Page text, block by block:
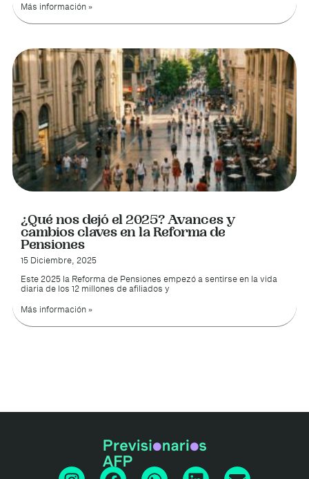
Más información »
¿Qué nos dejó el 2025? Avances y
cambios claves en la Reforma de
Pensiones
15 Diciembre, 2025
Este 2025 la Reforma de Pensiones empezó a sentirse en la vida
diaria de los 12 millones de afiliados y
Más información »